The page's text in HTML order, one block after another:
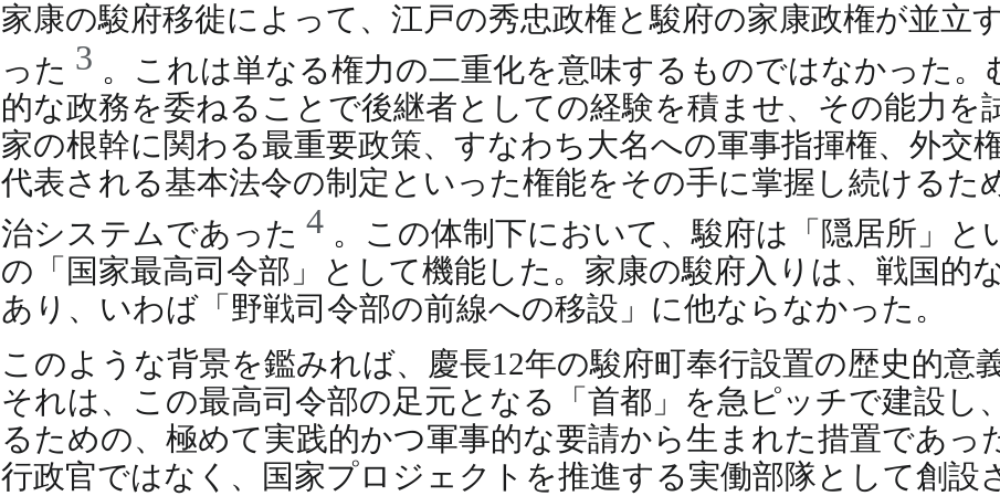
家康の駿府移徙によって、江戸の秀忠政権と駿府の家康政権が並立
った 3 。これは単なる権力の二重化を意味するものではなかった
的な政務を委ねることで後継者としての経験を積ませ、その能力を
家の根幹に関わる最重要政策、すなわち大名への軍事指揮権、外交
代表される基本法令の制定といった権能をその手に掌握し続けるた
治システムであった 4 。この体制下において、駿府は「隠居所」と
の「国家最高司令部」として機能した。家康の駿府入りは、戦国的
あり、いわば「野戦司令部の前線への移設」に他ならなかった。
このような背景を鑑みれば、慶長12年の駿府町奉行設置の歴史的意
それは、この最高司令部の足元となる「首都」を急ピッチで建設し
るための、極めて実践的かつ軍事的な要請から生まれた措置であっ
行政官ではなく、国家プロジェクトを推進する実働部隊として創設